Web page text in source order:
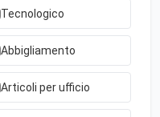
Tecnologico
Abbigliamento
Articoli per ufficio